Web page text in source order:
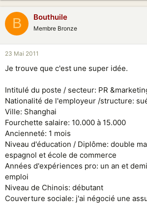
B Bouthuile
Membre Bronze
23 Mai 2011
Je trouve que c'est une super idée.
Intitulé du poste / secteur: PR
Nationalité de l'employeur /structure:
Ville: Shanghai
Fourchette salaire: 10.000 à 15.000
Ancienneté: 1 mois
Niveau d'éducation / Diplôme: double
espagnol et école de commerce
Années d'expériences pro: un an et
emploi
Niveau de Chinois: débutant
Couverture sociale: j'ai négocié une